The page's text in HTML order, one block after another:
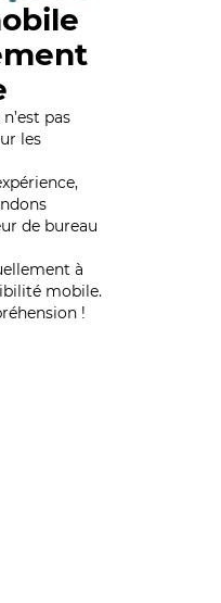
pas
les
de bureau
à
mobile.
!